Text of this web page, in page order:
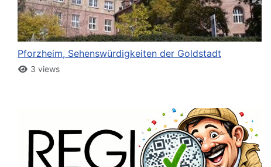
Pforzheim, Sehenswürdigkeiten der Goldstadt
3 views